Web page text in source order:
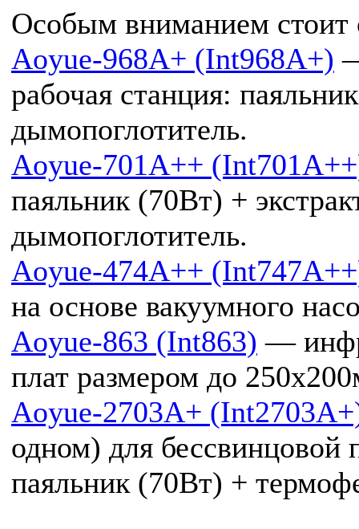
Особым вниманием стоит
Aoyue-968A+ (Int968A+)
рабочая станция:
дымопоглотитель.
Aoyue-701A++
паяльник (70Вт) +
дымопоглотитель.
Aoyue-474A++
на основе вакуумного
Aoyue-863 (Int863) —
плат размером до
Aoyue-2703A+
одном) для бессвинцовой
паяльник (70Вт) +